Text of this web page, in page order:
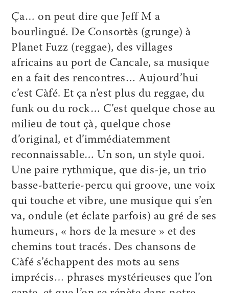
Ça… on peut dire que Jeff M a
bourlingué. De Consortès (grunge) à
Planet Fuzz (reggae), des villages
africains au port de Cancale, sa musique
en a fait des rencontres… Aujourd’hui
c’est Càfé. Et ça n’est plus du reggae, du
funk ou du rock… C’est quelque chose au
milieu de tout çà, quelque chose
d’original, et d’immédiatemment
reconnaissable… Un son, un style quoi.
Une paire rythmique, que dis-je, un trio
basse-batterie-percu qui groove, une voix
qui touche et vibre, une musique qui s’en
va, ondule (et éclate parfois) au gré de ses
humeurs, « hors de la mesure » et des
chemins tout tracés. Des chansons de
Càfé s’échappent des mots au sens
imprécis… phrases mystérieuses que l’on